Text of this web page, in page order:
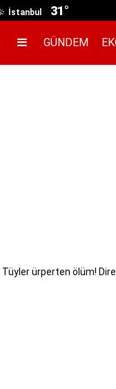
İstanbul 31°
GÜNDEM
Tüyler ürperten ölüm!